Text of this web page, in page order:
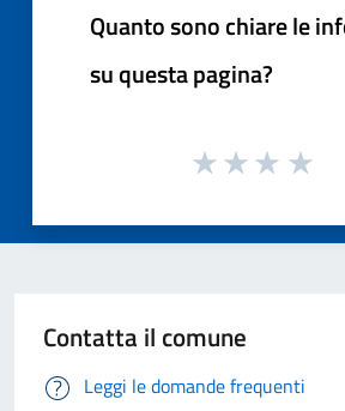
Quanto sono chiare le
su questa pagina?
Contatta il comune
Leggi le domande frequenti